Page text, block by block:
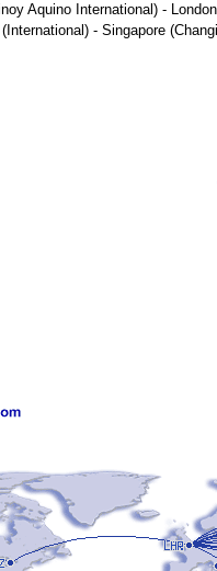
Aquino International) -
- Singapore